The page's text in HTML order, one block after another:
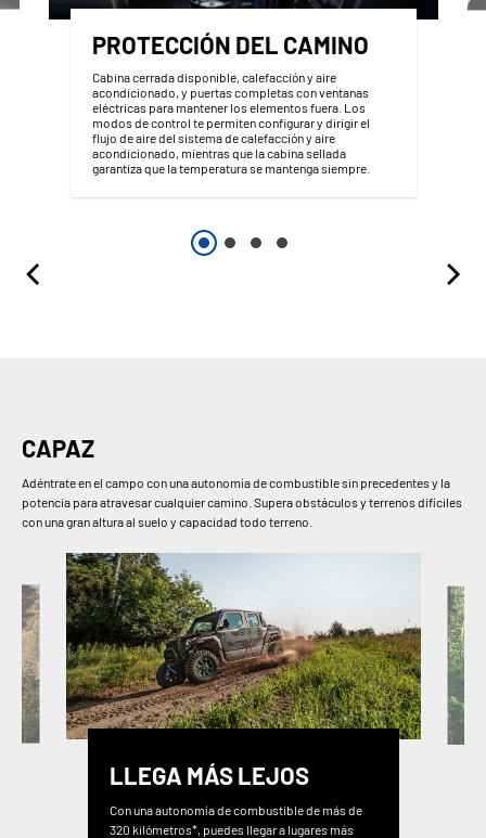
PROTECCIÓN DEL CAMINO
Cabina cerrada disponible, calefacción y aire
acondicionado, y puertas completas con ventanas
eléctricas para mantener los elementos fuera. Los
modos de control te permiten configurar y dirigir el
flujo de aire del sistema de calefacción y aire
acondicionado, mientras que la cabina sellada
garantiza que la temperatura se mantenga siempre.
CAPAZ
Adéntrate en el campo con una autonomía de combustible sin precedentes y la
potencia para atravesar cualquier camino. Supera obstáculos y terrenos difíciles
con una gran altura al suelo y capacidad todo terreno.
LLEGA MÁS LEJOS
Con una autonomía de combustible de más de
320 kilómetros*, puedes llegar a lugares más